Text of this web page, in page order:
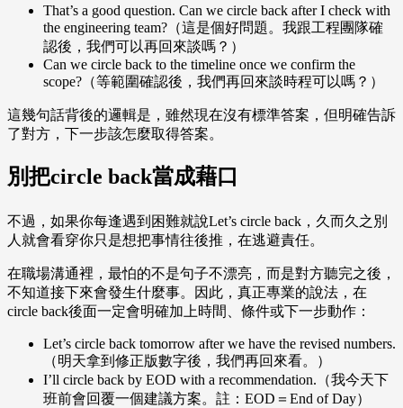
That’s a good question. Can we circle back after I check with
the engineering team?（這是個好問題。我跟工程團隊確
認後，我們可以再回來談嗎？）
Can we circle back to the timeline once we confirm the
scope?（等範圍確認後，我們再回來談時程可以嗎？）
這幾句話背後的邏輯是，雖然現在沒有標準答案，但明確告訴
了對方，下一步該怎麼取得答案。
別把circle back當成藉口
不過，如果你每逢遇到困難就說Let’s circle back，久而久之別
人就會看穿你只是想把事情往後推，在逃避責任。
在職場溝通裡，最怕的不是句子不漂亮，而是對方聽完之後，
不知道接下來會發生什麼事。因此，真正專業的說法，在
circle back後面一定會明確加上時間、條件或下一步動作：
Let’s circle back tomorrow after we have the revised numbers.
（明天拿到修正版數字後，我們再回來看。）
I’ll circle back by EOD with a recommendation.（我今天下
班前會回覆一個建議方案。註：EOD＝End of Day）